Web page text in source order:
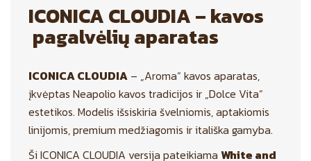
ICONICA CLOUDIA – kavos
pagalvėlių aparatas
ICONICA CLOUDIA – „Aroma“ kavos aparatas,
įkvėptas Neapolio kavos tradicijos ir „Dolce Vita“
estetikos. Modelis išsiskiria švelniomis, aptakiomis
linijomis, premium medžiagomis ir itališka gamyba.
Ši ICONICA CLOUDIA versija pateikiama White and